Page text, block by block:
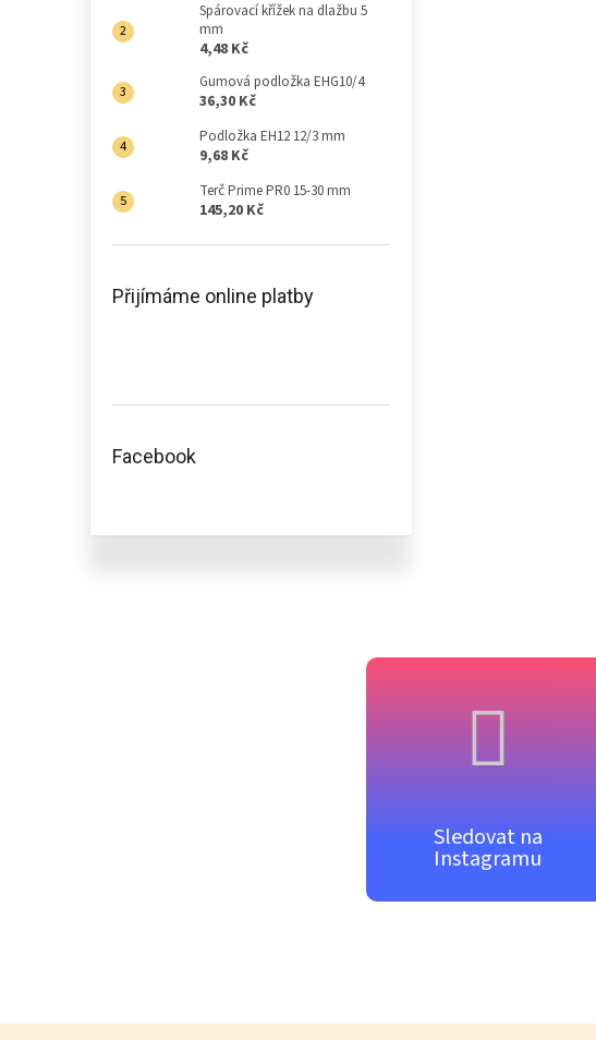
Spárovací křížek na dlažbu 5
mm
4,48 Kč
Gumová podložka EHG10/4
36,30 Kč
Podložka EH12 12/3 mm
9,68 Kč
Terč Prime PR0 15-30 mm
145,20 Kč
Přijímáme online platby
Facebook
Sledovat na
Instagramu